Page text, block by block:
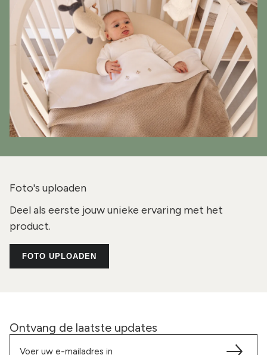
Foto's uploaden
Deel als eerste jouw unieke ervaring met het
product.
FOTO UPLOADEN
Ontvang de laatste updates